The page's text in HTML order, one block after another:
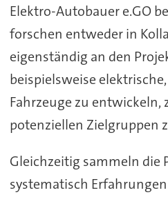
Elektro-Autobauer e.GO
forschen entweder in
eigenständig an den
beispielsweise
Fahrzeuge zu entwickeln,
potenziellen Zielgruppen
Gleichzeitig sammeln die
systematisch